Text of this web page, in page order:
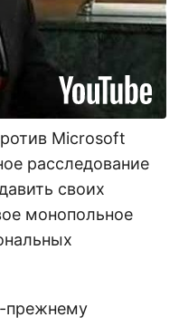
Microsoft
расследование
своих
монопольное
прежнему